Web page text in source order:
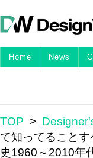
Home News
TOP >
て知ってること
史1960～2010年